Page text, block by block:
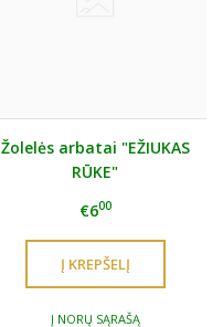
Žolelės arbatai "EŽIUKAS
RŪKE"
€600
Į NORŲ SĄRAŠĄ